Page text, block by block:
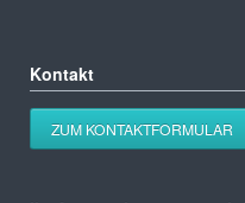
Kontakt
ZUM KONTAKTFORMULAR